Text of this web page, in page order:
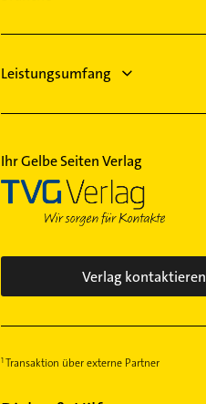
Leistungsumfang
Ihr Gelbe Seiten Verlag
Verlag kontaktieren
Transaktion über externe Partner